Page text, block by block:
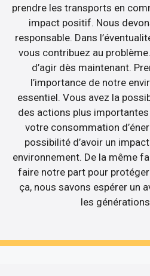
prendre les transports en
impact positif. Nous
responsable. Dans
vous contribuez au
d’agir dès maintenant.
l’importance de notre
essentiel. Vous avez la
des actions plus
votre consommation
possibilité d’avoir un
environnement. De la même
faire notre part pour
ça, nous savons espérer un
les